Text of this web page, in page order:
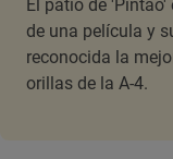
El patio de
de una película y
reconocida la
orillas de la A-4.